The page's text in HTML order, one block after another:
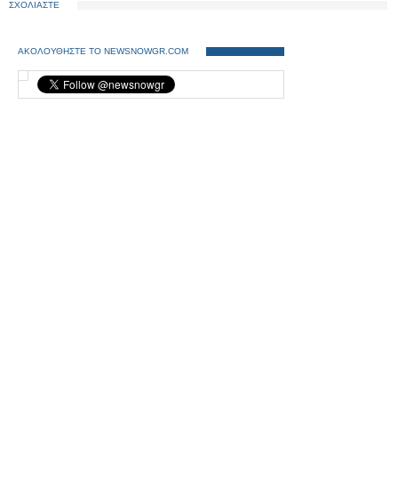
ΣΧΟΛΙΑΣΤΕ
ΑΚΟΛΟΥΘΗΣΤΕ ΤΟ NEWSNOWGR.COM